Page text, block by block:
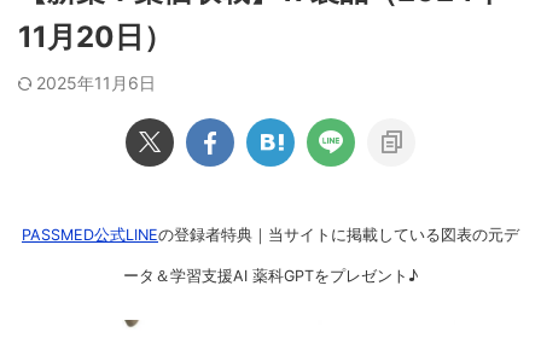
ていませんので、製品名・一般名・キーワードな
どをカタカナ
良い例：テセントリク
悪い例：てせんとりく テセンタリク
11月20日）
2025年11月6日
PASSMED公式LINEの登録者特典｜当サイトに掲載している図表の元デ
ータ＆学習支援AI 薬科GPTをプレゼント♪